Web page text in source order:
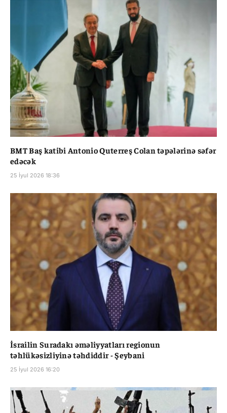
BMT Baş katibi Antonio Quterreş Colan təpələrinə səfər
edəcək
25 İyul 2026 18:36
İsrailin Suradakı əməliyyatları regionun
təhlükəsizliyinə təhdiddir - Şeybani
25 İyul 2026 16:20